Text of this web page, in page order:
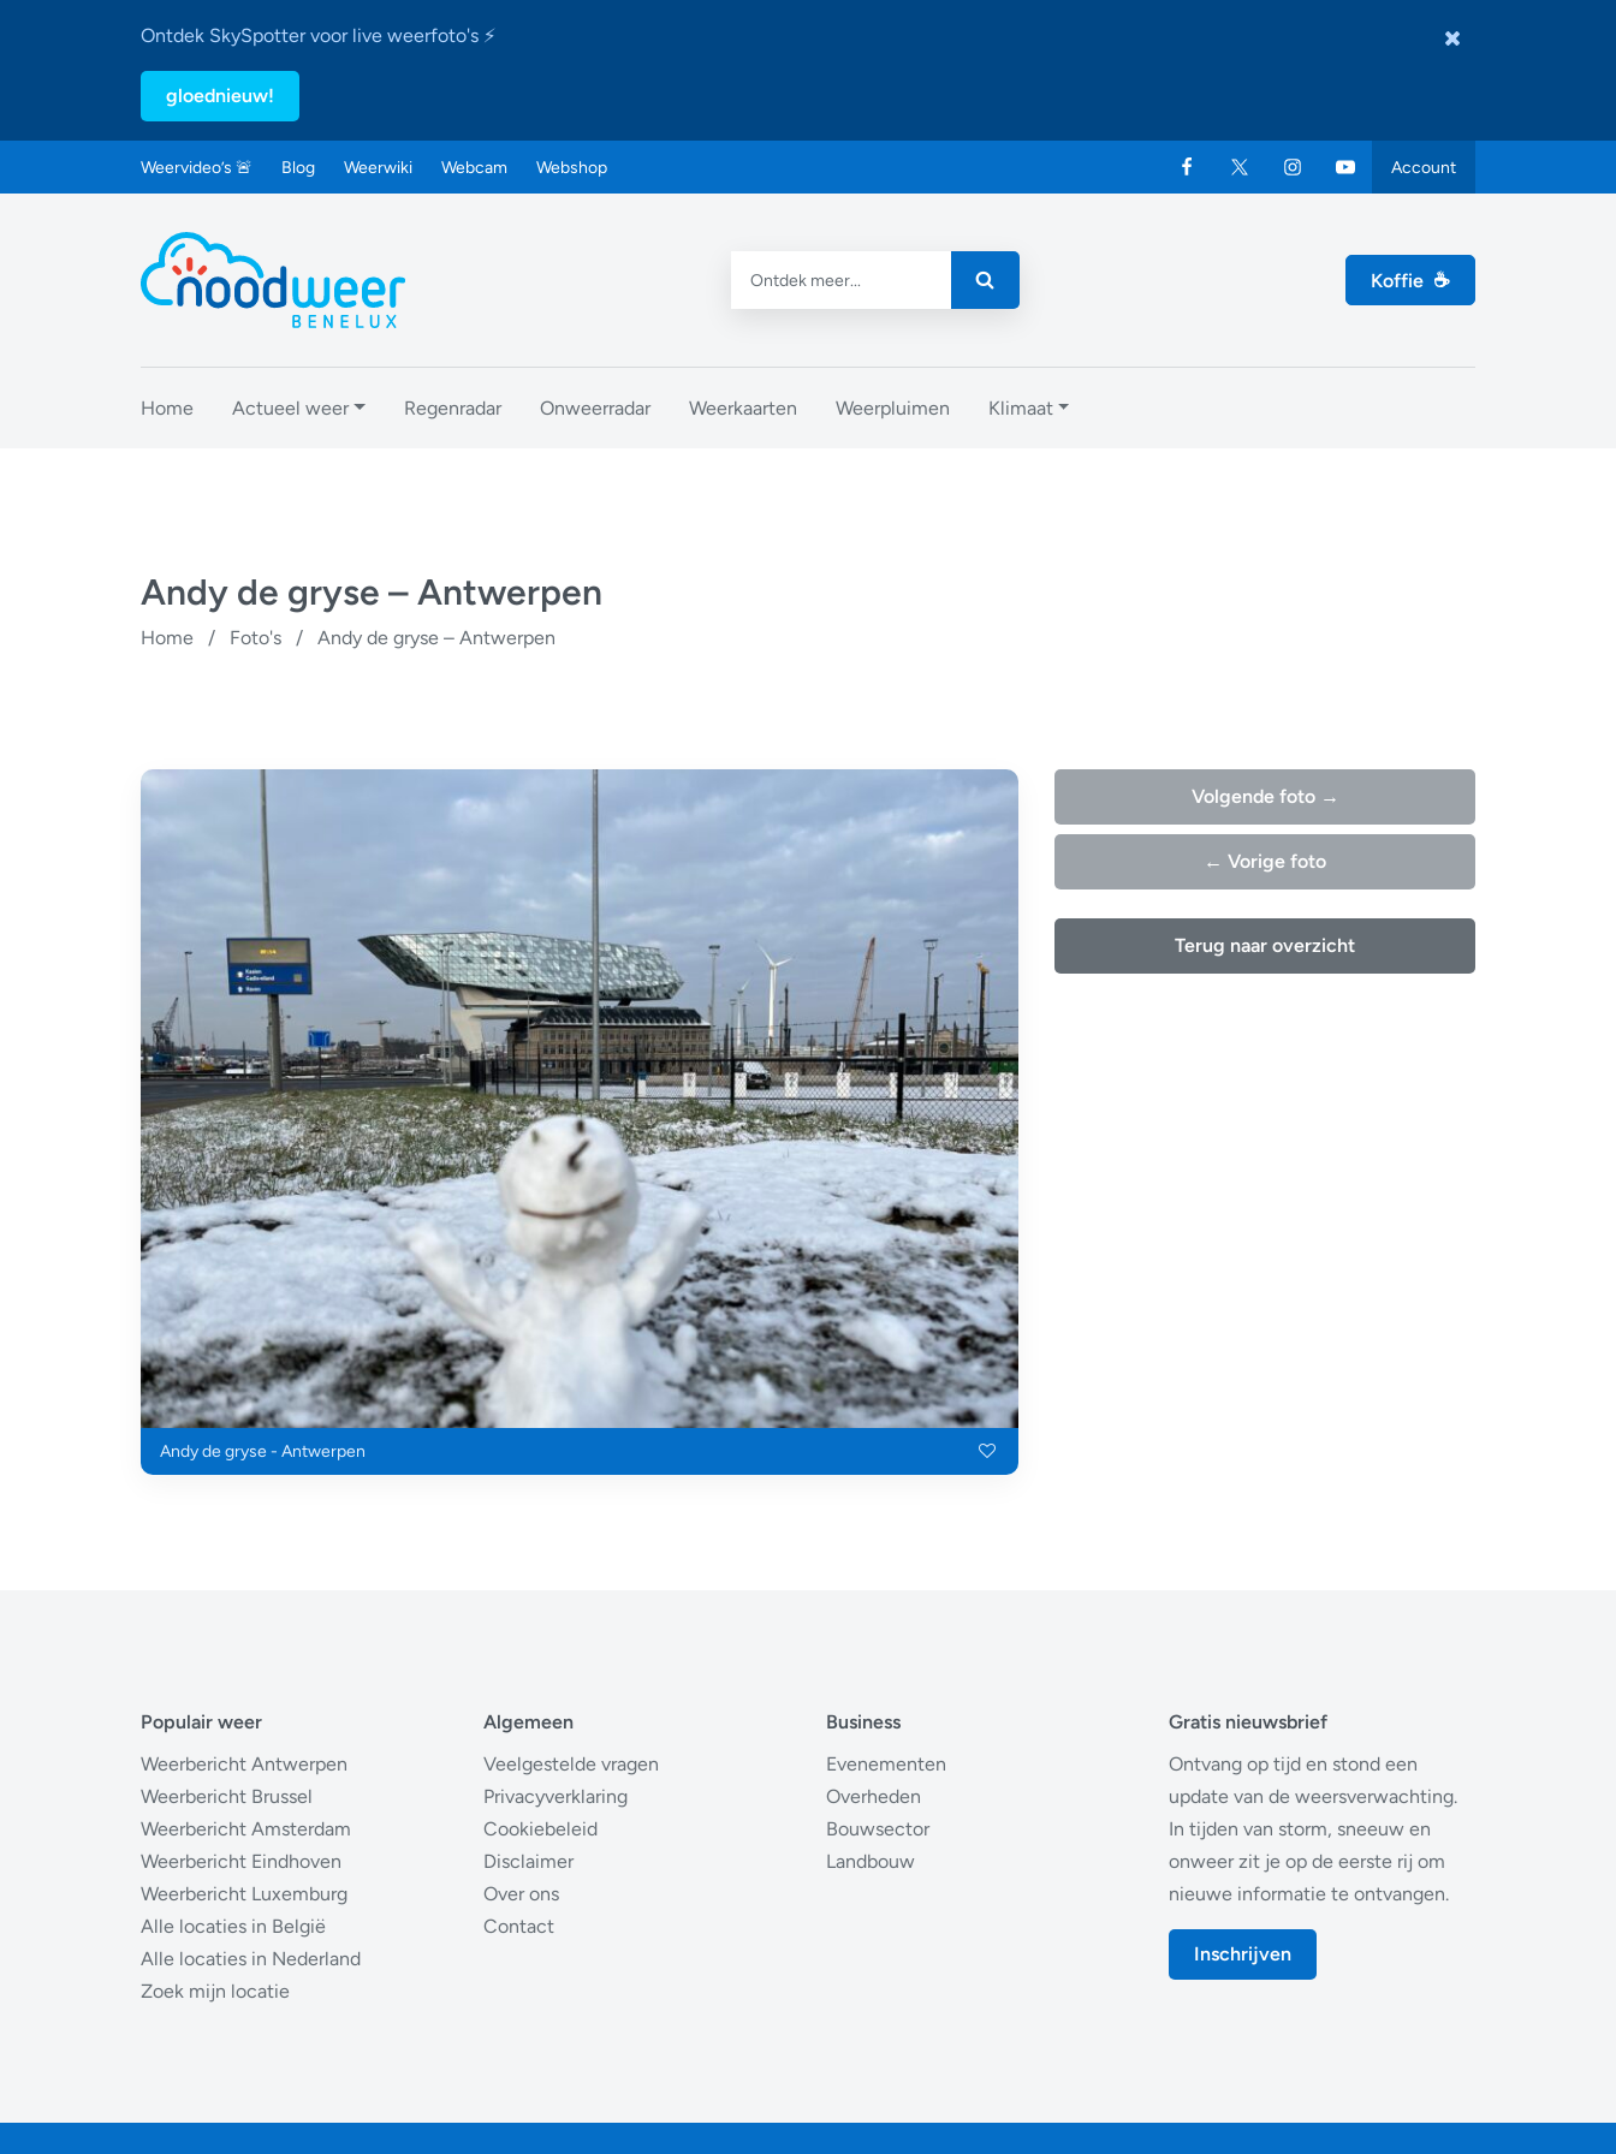
Ontdek SkySpotter voor live weerfoto's ⚡
gloednieuw!
Weervideo’s 🚨 Blog Weerwiki Webcam Webshop Account
Koffie ☕
Home Actueel weer Regenradar Onweerradar Weerkaarten Weerpluimen Klimaat
Andy de gryse – Antwerpen
Home / Foto's / Andy de gryse – Antwerpen
Andy de gryse - Antwerpen
Volgende foto →
← Vorige foto
Terug naar overzicht
Populair weer
Weerbericht Antwerpen
Weerbericht Brussel
Weerbericht Amsterdam
Weerbericht Eindhoven
Weerbericht Luxemburg
Alle locaties in België
Alle locaties in Nederland
Zoek mijn locatie
Algemeen
Veelgestelde vragen
Privacyverklaring
Cookiebeleid
Disclaimer
Over ons
Contact
Business
Evenementen
Overheden
Bouwsector
Landbouw
Gratis nieuwsbrief
Ontvang op tijd en stond een
update van de weersverwachting.
In tijden van storm, sneeuw en
onweer zit je op de eerste rij om
nieuwe informatie te ontvangen.
Inschrijven